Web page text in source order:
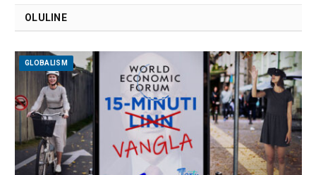
OLULINE
GLOBALISM